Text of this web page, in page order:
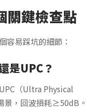
關鍵檢查點
容易踩坑的細節：
是UPC？
（Ultra Physical
景，回波損耗≥50dB。